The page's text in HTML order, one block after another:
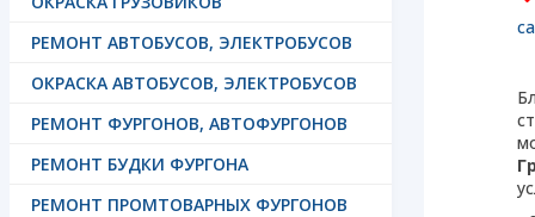
РЕМОНТ АВТОБУСОВ, ЭЛЕКТРОБУСОВ
ОКРАСКА АВТОБУСОВ, ЭЛЕКТРОБУСОВ
РЕМОНТ ФУРГОНОВ, АВТОФУРГОНОВ
РЕМОНТ БУДКИ ФУРГОНА
РЕМОНТ ПРОМТОВАРНЫХ ФУРГОНОВ